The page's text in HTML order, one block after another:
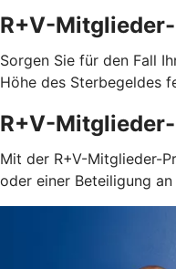
R+V-
Sorgen Sie für den Fall
Höhe des Sterbegeldes
R+V-
Mit der R+V-Mitglieder-
oder einer Beteiligung